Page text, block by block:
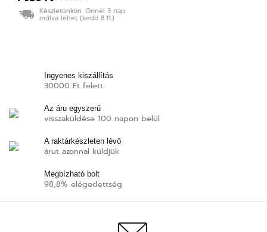
Készletünkön. Önnél 3 nap
múlva lehet (kedd 8.11.)
Ingyenes kiszállítás
30000 Ft felett
Az áru egyszerű
visszaküldése 100 napon belül
A raktárkészleten lévő
árut azonnal küldjük
Megbízható bolt
98,8% elégedettség